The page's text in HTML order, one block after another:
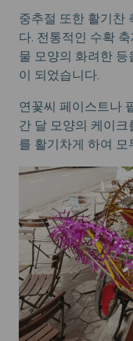
중추절 또한 활기찬
다. 전통적인 수확
물 모양의 화려한
이 되었습니다.
연꽃씨 페이스트나
간 달 모양의 케이크
를 활기차게 하여